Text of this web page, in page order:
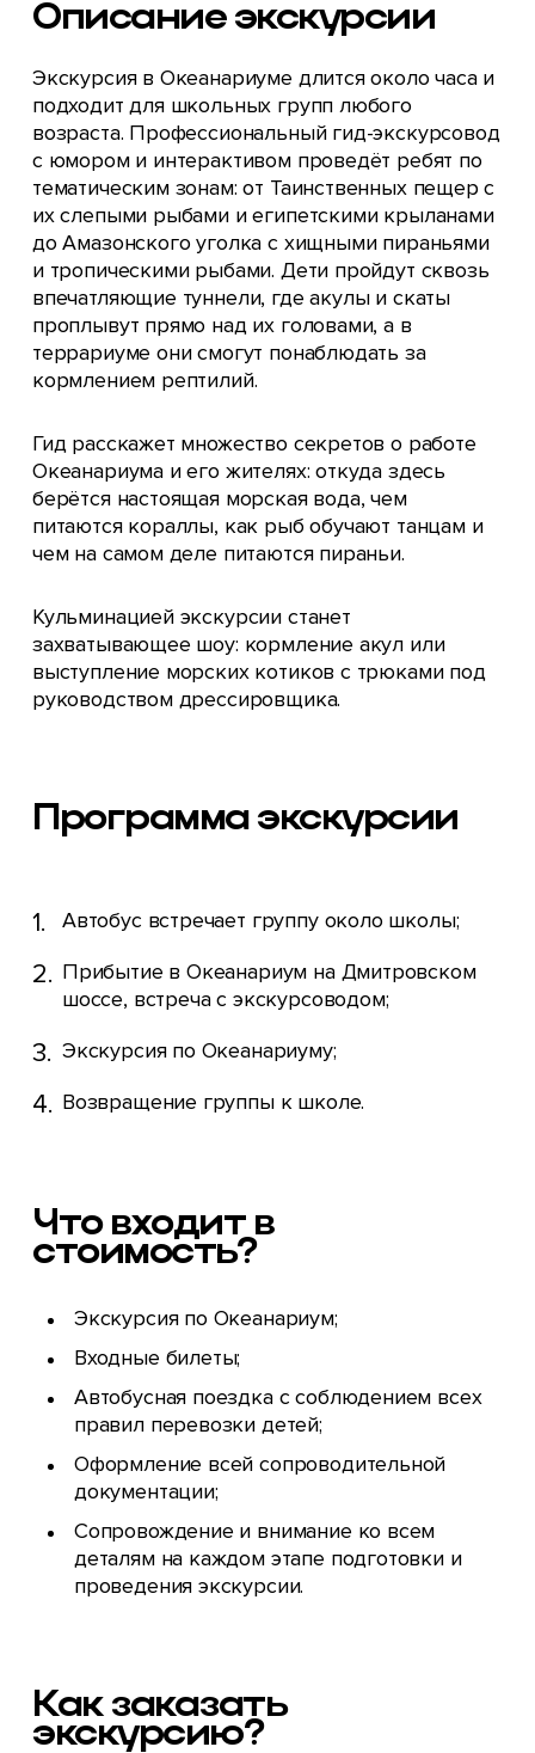
Описание экскурсии
Экскурсия в Океанариуме длится около часа и
подходит для школьных групп любого
возраста. Профессиональный гид-экскурсовод
с юмором и интерактивом проведёт ребят по
тематическим зонам: от Таинственных пещер с
их слепыми рыбами и египетскими крыланами
до Амазонского уголка с хищными пираньями
и тропическими рыбами. Дети пройдут сквозь
впечатляющие туннели, где акулы и скаты
проплывут прямо над их головами, а в
террариуме они смогут понаблюдать за
кормлением рептилий.
Гид расскажет множество секретов о работе
Океанариума и его жителях: откуда здесь
берётся настоящая морская вода, чем
питаются кораллы, как рыб обучают танцам и
чем на самом деле питаются пираньи.
Кульминацией экскурсии станет
захватывающее шоу: кормление акул или
выступление морских котиков с трюками под
руководством дрессировщика.
Программа экскурсии
Автобус встречает группу около школы;
Прибытие в Океанариум на Дмитровском
шоссе, встреча с экскурсоводом;
Экскурсия по Океанариуму;
Возвращение группы к школе.
Что входит в
стоимость?
Экскурсия по Океанариум;
Входные билеты;
Автобусная поездка с соблюдением всех
правил перевозки детей;
Оформление всей сопроводительной
документации;
Сопровождение и внимание ко всем
деталям на каждом этапе подготовки и
проведения экскурсии.
Как заказать
экскурсию?